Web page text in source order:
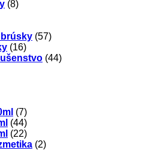
(8)
brúsky (57)
(16)
(44)
(7)
(44)
(22)
(2)